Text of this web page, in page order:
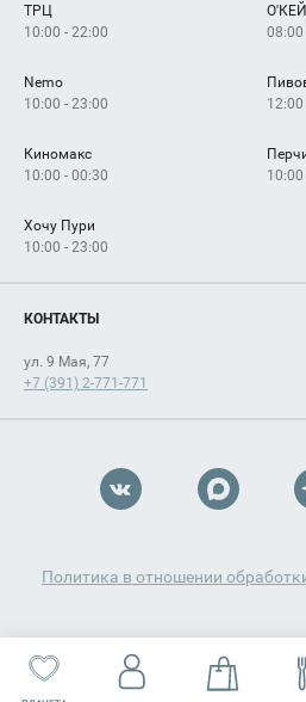
Как добраться
ТРЦ
10:00 - 22:00
О'КЕЙ
08:00
Nemo
10:00 - 23:00
12:00
Киномакс
10:00 - 00:30
10:00
Хочу Пури
10:00 - 23:00
КОНТАКТЫ
ул. 9 Мая, 77
+7 (391) 2-771-771
Политика в отношении